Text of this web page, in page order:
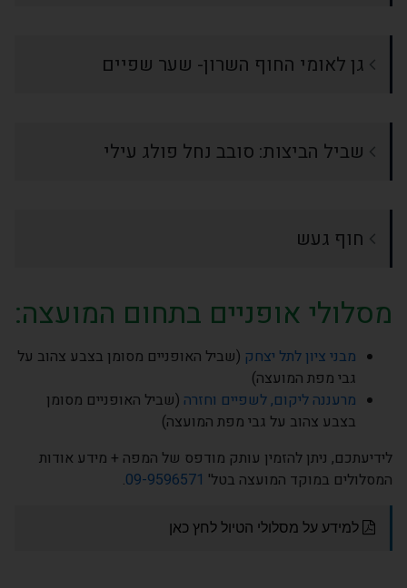
גן לאומי החוף השרון- שער שפיים
שביל הביצות: סובב נחל פולג עילי
חוף געש
מסלולי אופניים בתחום המועצה:
מבני ציון לתל יצחק (שביל האופניים מסומן בצבע צהוב על
גבי מפת המועצה)
מרעננה ליקום, לשפיים וחזרה (שביל האופניים מסומן
בצבע צהוב על גבי מפת המועצה)
לידיעתכם, ניתן להזמין עותק מודפס של המפה + מידע אודות
המסלולים במוקד המועצה בטל' 09-9596571
.